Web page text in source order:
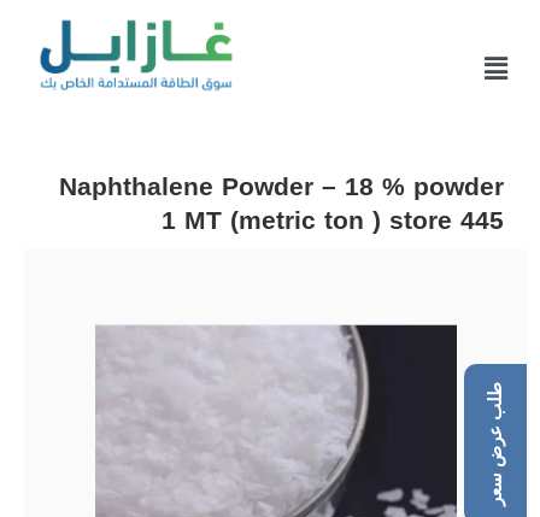
Naphthalene Powder – 18 % powder
1 MT (metric ton ) store 445
طلب عرض سعر